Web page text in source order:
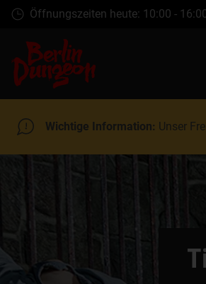
Zum
springen
Öffnungszeiten heute: 10:00 -
Wichtige Information: Unser